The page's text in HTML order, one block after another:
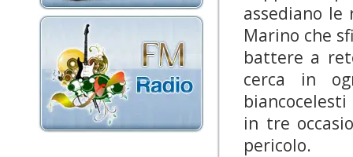
assediano
Marino che
battere a
cerca in
in tre
pericolo.